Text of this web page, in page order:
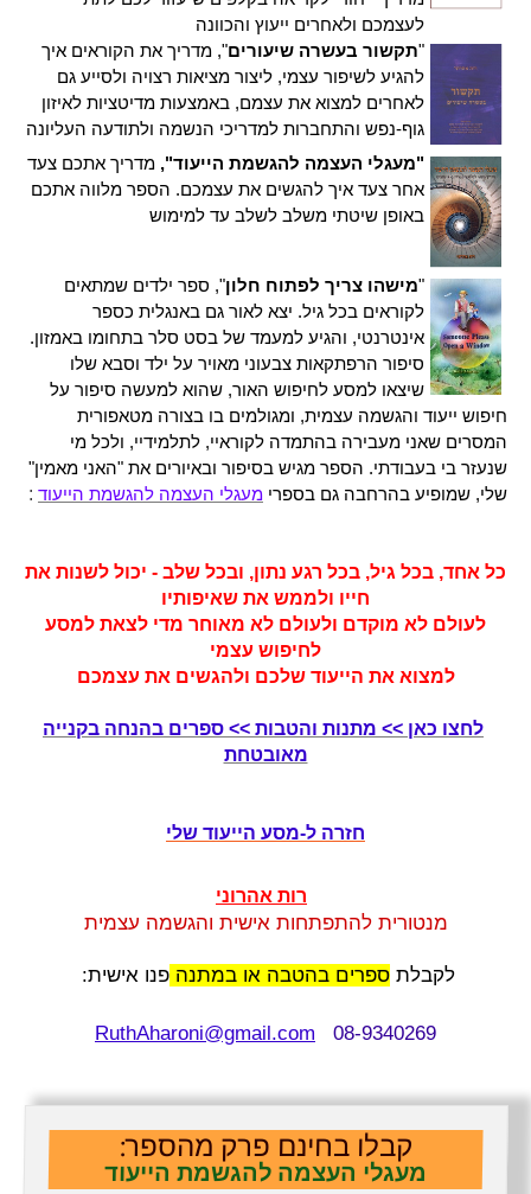
לעצמכם ולאחרים ייעוץ והכוונה
"תקשור בעשרה שיעורים", מדריך את הקוראים איך
להגיע לשיפור עצמי, ליצור מציאות רצויה ולסייע גם
לאחרים למצוא את עצמם, באמצעות מדיטציות לאיזון
גוף-נפש והתחברות למדריכי הנשמה ולתודעה העליונה
"מעגלי העצמה להגשמת הייעוד", מדריך אתכם צעד
אחר צעד איך להגשים את עצמכם. הספר מלווה אתכם
באופן שיטתי משלב לשלב עד למימוש
"מישהו צריך לפתוח חלון", ספר ילדים שמתאים
לקוראים בכל גיל. יצא לאור גם באנגלית כספר
אינטרנטי, והגיע למעמד של בסט סלר בתחומו באמזון.
סיפור הרפתקאות צבעוני מאויר על ילד וסבא שלו
שיצאו למסע לחיפוש האור, שהוא למעשה סיפור על
חיפוש ייעוד והגשמה עצמית, ומגולמים בו בצורה מטאפורית
המסרים שאני מעבירה בהתמדה לקוראיי, לתלמידיי, ולכל מי
שנעזר בי בעבודתי. הספר מגיש בסיפור ובאיורים את "האני מאמין"
שלי, שמופיע בהרחבה גם בספרי מעגלי העצמה להגשמת הייעוד :
כל אחד, בכל גיל, בכל רגע נתון, ובכל שלב - יכול לשנות את
חייו ולממש את שאיפותיו
לעולם לא מוקדם ולעולם לא מאוחר מדי לצאת למסע
לחיפוש עצמי
למצוא את הייעוד שלכם ולהגשים את עצמכם
לחצו כאן >> מתנות והטבות >> ספרים בהנחה בקנייה
מאובטחת
חזרה ל-מסע הייעוד שלי
רות אהרוני
מנטורית להתפתחות אישית והגשמה עצמית
לקבלת ספרים בהטבה או במתנה פנו אישית:
08-9340269
RuthAharoni@gmail.com
קבלו בחינם פרק מהספר:
מעגלי העצמה להגשמת הייעוד